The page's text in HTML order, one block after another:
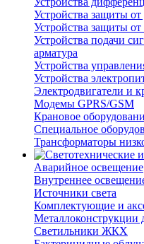
Устройства защиты
Устройства защиты
Устройства подачи
арматура
Устройства
Устройства
Электродвигатели и
Модемы GPRS/GSM
Крановое
Специальное
Трансформаторы
Аварийное освещение
Внутреннее
Источники света
Комплектующие и
Металлоконструкции
Светильники ЖКХ